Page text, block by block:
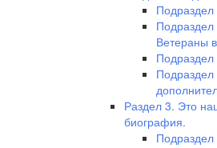
Ветераны
Подраздел
Подраздел
Раздел 3. Это
биография.